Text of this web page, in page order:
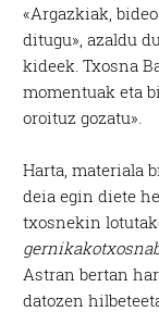
«Argazkiak,
ditugu», azaldu
kideek. Txosna
momentuak eta
oroituz gozatu».
Harta, materiala
deia egin diete
txosnekin
Astran bertan
datozen